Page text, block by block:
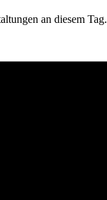
an diesem Tag.